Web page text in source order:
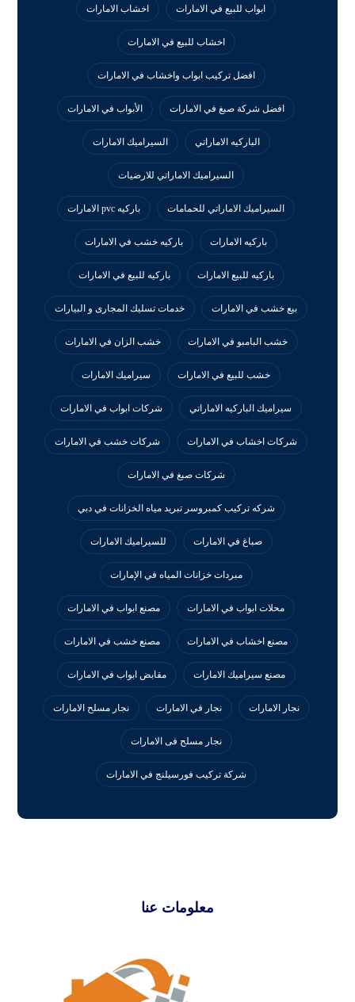
ابواب للبيع في الامارات اخشاب الامارات
اخشاب للبيع في الامارات
افضل تركيب ابواب واخشاب في الامارات
افضل شركة صبغ في الامارات الأبواب في الامارات
الباركيه الاماراتي السيراميك الامارات
السيراميك الاماراتي للارضيات
السيراميك الاماراتي للحمامات باركيه pvc الامارات
باركيه الامارات باركيه خشب في الامارات
باركيه للبيع الامارات باركيه للبيع في الامارات
بيع خشب في الامارات خدمات تسليك المجارى و البيارات
خشب البامبو في الامارات خشب الزان في الامارات
خشب للبيع في الامارات سيراميك الامارات
سيراميك الباركيه الاماراتي شركات ابواب في الامارات
شركات اخشاب في الامارات شركات خشب في الامارات
شركات صبغ في الامارات
شركه تركيب كمبروسر تبريد مياه الخزانات في دبي
صباغ في الامارات للسيراميك الامارات
مبردات خزانات المياه في الإمارات
محلات ابواب في الامارات مصنع ابواب في الامارات
مصنع اخشاب في الامارات مصنع خشب في الامارات
مصنع سيراميك الامارات مقابض ابواب في الامارات
نجار الامارات نجار في الامارات نجار مسلح الامارات
نجار مسلح فى الامارات
‏شركة تركيب فورسيلنج في الامارات
معلومات عنا